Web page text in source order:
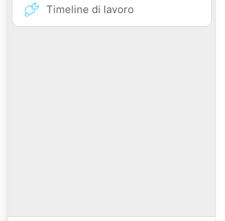
Timeline di lavoro